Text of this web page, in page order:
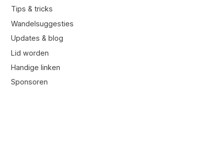
Tips & tricks
Wandelsuggesties
Updates & blog
Lid worden
Handige linken
Sponsoren